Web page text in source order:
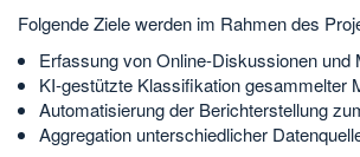
Folgende Ziele werden im Rahmen des
Erfassung von Online-Diskussionen und
KI-gestützte Klassifikation gesammelter
Automatisierung der Berichterstellung
Aggregation unterschiedlicher